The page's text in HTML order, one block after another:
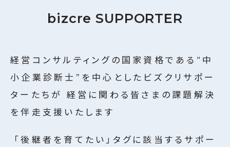
利用規約
個人情報保護方針
bizcre SUPPORTER
経営コンサルティングの国家資格である“中
小企業診断士”を中心としたビズクリサポー
ターたちが
経営に関わる皆さまの課題解決
を伴走支援いたします
「後継者を育てたい」タグに該当するサポー
10名のサポーターが 登録しています
絞り込む